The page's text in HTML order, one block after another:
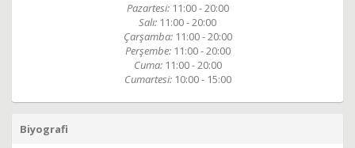
Pazartesi: 11:00 - 20:00
Salı: 11:00 - 20:00
Çarşamba: 11:00 - 20:00
Perşembe: 11:00 - 20:00
Cuma: 11:00 - 20:00
Cumartesi: 10:00 - 15:00
Biyografi